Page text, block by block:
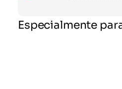
Especialmente